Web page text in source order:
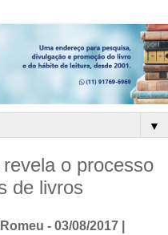
▼
o processo
de livros
- 03/08/2017 |